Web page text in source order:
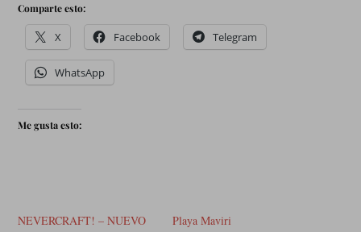
Comparte esto:
X Facebook Telegram
WhatsApp
Me gusta esto:
NEVERCRAFT! – NUEVO
Playa Maviri